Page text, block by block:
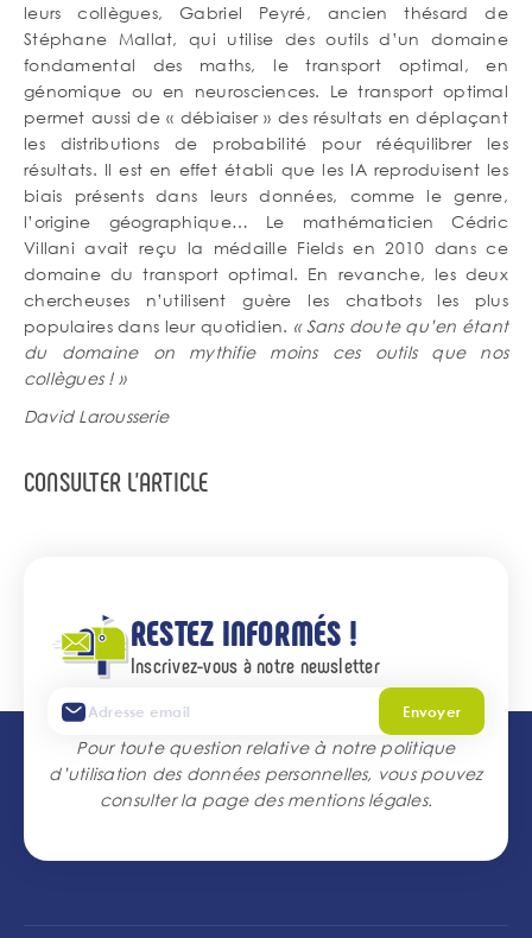
leurs collègues, Gabriel Peyré, ancien thésard de
Stéphane Mallat, qui utilise des outils d’un domaine
fondamental des maths, le transport optimal, en
génomique ou en neurosciences. Le transport optimal
permet aussi de « débiaiser » des résultats en déplaçant
les distributions de probabilité pour rééquilibrer les
résultats. Il est en effet établi que les IA reproduisent les
biais présents dans leurs données, comme le genre,
l’origine géographique… Le mathématicien Cédric
Villani avait reçu la médaille Fields en 2010 dans ce
domaine du transport optimal. En revanche, les deux
chercheuses n’utilisent guère les chatbots les plus
populaires dans leur quotidien. « Sans doute qu’en étant
du domaine on mythifie moins ces outils que nos
collègues ! »
David Larousserie
Bouton
associé
CONSULTER L'ARTICLE
RESTEZ INFORMÉS !
Inscrivez-vous à notre newsletter
Envoyer
Pour toute question relative à notre politique
d’utilisation des données personnelles, vous pouvez
consulter la page desmentions légales.